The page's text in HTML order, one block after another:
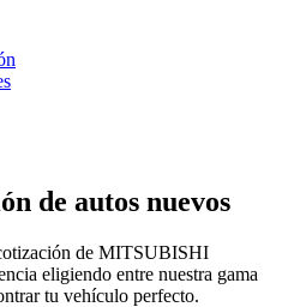
de autos nuevos
de MITSUBISHI
eligiendo entre nuestra gama
tu vehículo perfecto.